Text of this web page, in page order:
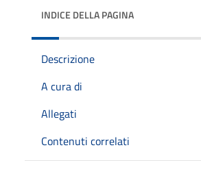
INDICE DELLA PAGINA
Descrizione
A cura di
Allegati
Contenuti correlati